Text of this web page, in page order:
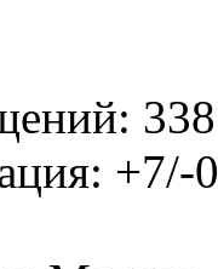
338
+7/-0